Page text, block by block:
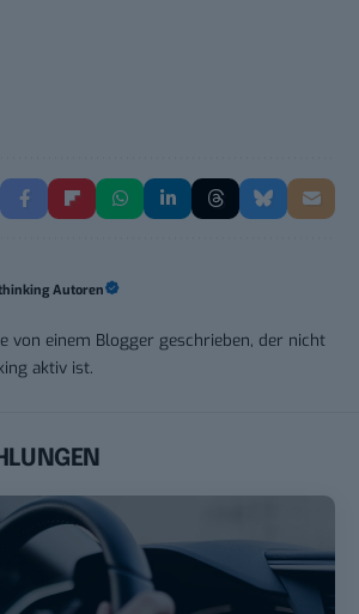
Autoren
von einem Blogger geschrieben, der nicht
aktiv ist.